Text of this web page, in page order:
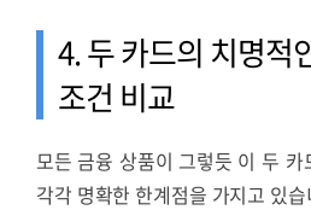
4. 두 카드의 치명적
조건 비교
모든 금융 상품이 그렇듯 이 두
각각 명확한 한계점을 가지고 있